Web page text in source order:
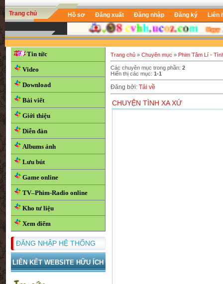
Trang chủ Hồ sơ Đăng xuất Đăng nhập Đăng ký Liên
Tin tức
Video
Download
Bài viết
Giới thiệu
Diễn đàn
Albums ảnh
Lưu bút
Game online
TV–Phim-Radio online
Kho tư liệu
Xem điểm
ĐĂNG NHẬP HỆ THỐNG
LIÊN KẾT WEBSITE HỮU ÍCH
Trang chủ» Chuyên mục » Phim Tâm Lí -
Các chuyên mục trong phần: 2
Hiển thị các mục: 1-1
Đăng bởi: Tải về
CHUYỆN TÌNH XA XỨ